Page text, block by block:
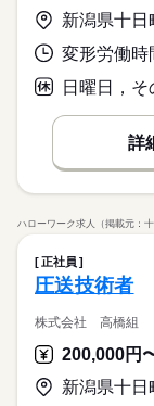
新潟県十日
日曜日，そ
詳
ハローワーク求人（掲載元：
正社員
圧送技術者
株式会社 高橋組
新潟県十日